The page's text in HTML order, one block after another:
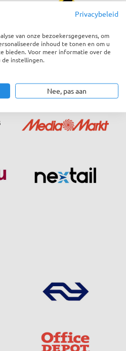
Privacybeleid
van onze bezoekersgegevens, om
inhoud te tonen en om u
bieden. Voor meer informatie over de
instellingen.
Nee, pas aan